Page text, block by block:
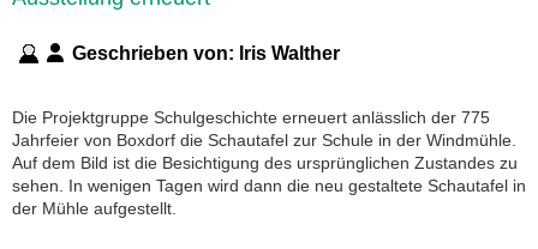
Geschrieben von: Iris Walther
Die Projektgruppe Schulgeschichte erneuert anlässlich der 775
Jahrfeier von Boxdorf die Schautafel zur Schule in der Windmühle.
Auf dem Bild ist die Besichtigung des ursprünglichen Zustandes zu
sehen. In wenigen Tagen wird dann die neu gestaltete Schautafel in
der Mühle aufgestellt.